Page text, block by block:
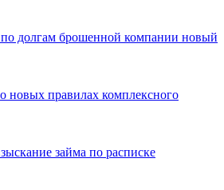
долгам брошенной компании новый
новых правилах комплексного
займа по расписке